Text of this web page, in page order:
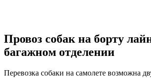
Провоз собак на борту
багажном отделении
Перевозка собаки на самолете возможна